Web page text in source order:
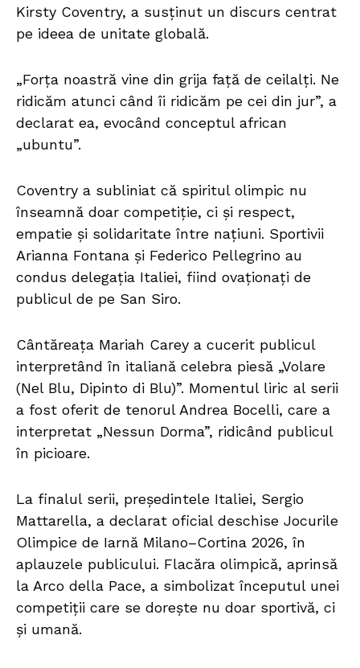
Kirsty Coventry, a susținut un discurs centrat
pe ideea de unitate globală.
„Forța noastră vine din grija față de ceilalți. Ne
ridicăm atunci când îi ridicăm pe cei din jur”, a
declarat ea, evocând conceptul african
„ubuntu”.
Coventry a subliniat că spiritul olimpic nu
înseamnă doar competiție, ci și respect,
empatie și solidaritate între națiuni. Sportivii
Arianna Fontana și Federico Pellegrino au
condus delegația Italiei, fiind ovaționați de
publicul de pe San Siro.
Cântăreața Mariah Carey a cucerit publicul
interpretând în italiană celebra piesă „Volare
(Nel Blu, Dipinto di Blu)”. Momentul liric al serii
a fost oferit de tenorul Andrea Bocelli, care a
interpretat „Nessun Dorma”, ridicând publicul
în picioare.
La finalul serii, președintele Italiei, Sergio
Mattarella, a declarat oficial deschise Jocurile
Olimpice de Iarnă Milano–Cortina 2026, în
aplauzele publicului. Flacăra olimpică, aprinsă
la Arco della Pace, a simbolizat începutul unei
competiții care se dorește nu doar sportivă, ci
și umană.